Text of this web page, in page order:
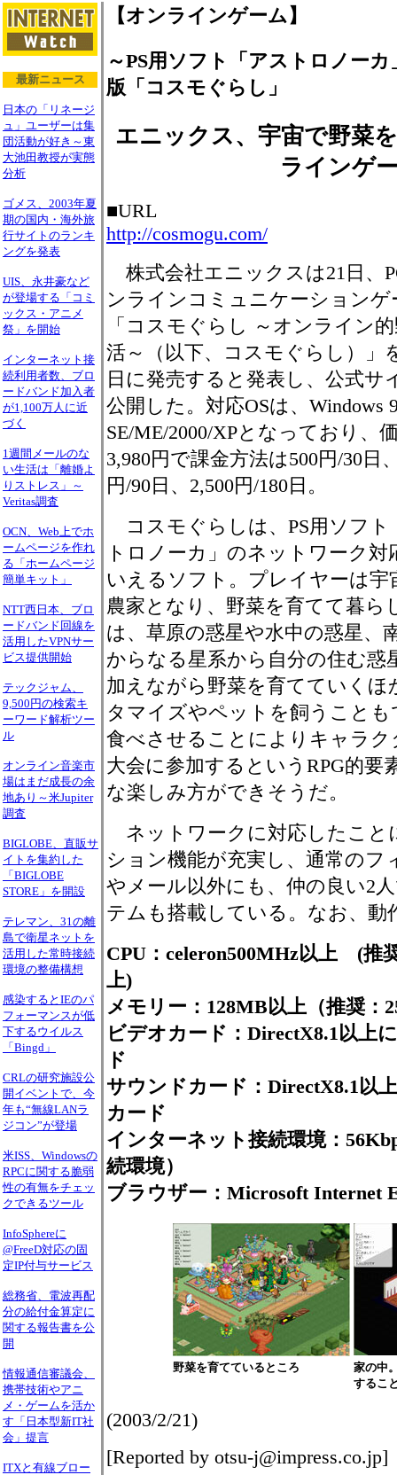
最新ニュース
日本の「リネージ
ュ」ユーザーは集
団活動が好き～東
大池田教授が実態
分析
ゴメス、2003年夏
期の国内・海外旅
行サイトのランキ
ングを発表
UIS、永井豪など
が登場する「コミ
ックス・アニメ
祭」を開始
インターネット接
続利用者数、ブロ
ードバンド加入者
が1,100万人に近
づく
1週間メールのな
い生活は「離婚よ
りストレス」～
Veritas調査
OCN、Web上でホ
ームページを作れ
る「ホームページ
簡単キット」
NTT西日本、ブロ
ードバンド回線を
活用したVPNサー
ビス提供開始
テックジャム、
9,500円の検索キ
ーワード解析ツー
ル
オンライン音楽市
場はまだ成長の余
地あり～米Jupiter
調査
BIGLOBE、直販サ
イトを集約した
「BIGLOBE
STORE」を開設
テレマン、31の離
島で衛星ネットを
活用した常時接続
環境の整備構想
感染するとIEのパ
フォーマンスが低
下するウイルス
「Bingd」
CRLの研究施設公
開イベントで、今
年も“無線LANラ
ジコン”が登場
米ISS、Windowsの
RPCに関する脆弱
性の有無をチェッ
クできるツール
InfoSphereに
@FreeD対応の固
定IP付与サービス
総務省、電波再配
分の給付金算定に
関する報告書を公
開
情報通信審議会、
携帯技術やアニ
メ・ゲームを活か
す「日本型新IT社
会」提言
ITXと有線ブロー
【オンラインゲーム】
～PS用ソフト「アストロノー
版「コスモぐらし」
エニックス、宇宙で野菜
ラインゲ
■URL
http://cosmogu.com/
株式会社エニックスは21日、
ンラインコミュニケーションゲ
「コスモぐらし ～オンライン
活～（以下、コスモぐらし）」
日に発売すると発表し、公式サ
公開した。対応OSは、Windows
SE/ME/2000/XPとなっており、
3,980円で課金方法は500円/30日
円/90日、2,500円/180日。
コスモぐらしは、PS用ソフト
トロノーカ」のネットワーク対
いえるソフト。プレイヤーは宇
農家となり、野菜を育てて暮ら
は、草原の惑星や水中の惑星、
からなる星系から自分の住む惑
加えながら野菜を育てていくほ
タマイズやペットを飼うこと
食べさせることによりキャラク
大会に参加するというRPG的要
な楽しみ方ができそうだ。
ネットワークに対応したこと
ション機能が充実し、通常のフ
やメール以外にも、仲の良い2
テムも搭載している。なお、動
CPU：celeron500MHz以上 (推
上)
メモリー：128MB以上（推奨：
ビデオカード：DirectX8.1以上
ド
サウンドカード：DirectX8.1以
カード
インターネット接続環境：
続環境）
ブラウザー：Microsoft Internet
野菜を育てているところ
家の中
するこ
(2003/2/21)
[Reported by otsu-j@impress.co.jp]